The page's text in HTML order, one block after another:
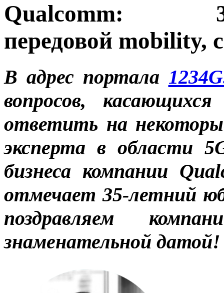
передовой mobility,
В адрес портала
вопросов,
ответить на
эксперта в области
бизнеса компании
отмечает 35-летний
поздравляем
знаменательной датой!